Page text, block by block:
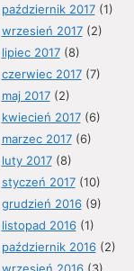
październik 2017(1)
wrzesień 2017(2)
lipiec 2017(8)
czerwiec 2017(7)
maj 2017(2)
kwiecień 2017(6)
marzec 2017(6)
luty 2017(8)
styczeń 2017(10)
grudzień 2016(9)
listopad 2016(1)
październik 2016(2)
wrzesień 2016(3)